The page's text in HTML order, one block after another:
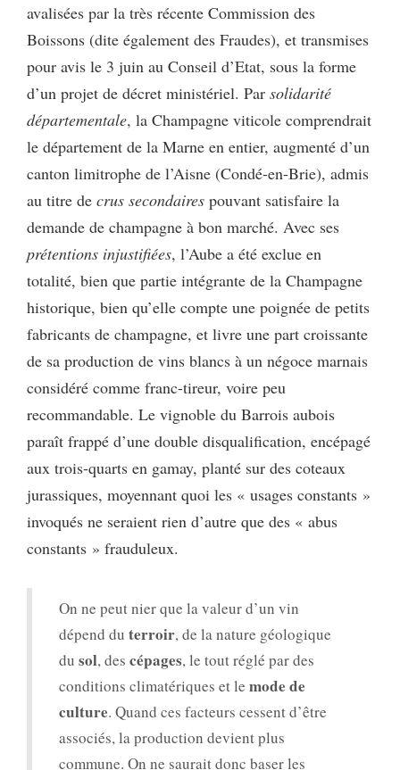
avalisées par la très récente Commission des
Boissons (dite également des Fraudes), et transmises
pour avis le 3 juin au Conseil d’Etat, sous la forme
d’un projet de décret ministériel. Par solidarité
départementale, la Champagne viticole comprendrait
le département de la Marne en entier, augmenté d’un
canton limitrophe de l’Aisne (Condé-en-Brie), admis
au titre de crus secondaires pouvant satisfaire la
demande de champagne à bon marché. Avec ses
prétentions injustifiées, l’Aube a été exclue en
totalité, bien que partie intégrante de la Champagne
historique, bien qu’elle compte une poignée de petits
fabricants de champagne, et livre une part croissante
de sa production de vins blancs à un négoce marnais
considéré comme franc-tireur, voire peu
recommandable. Le vignoble du Barrois aubois
paraît frappé d’une double disqualification, encépagé
aux trois-quarts en gamay, planté sur des coteaux
jurassiques, moyennant quoi les « usages constants »
invoqués ne seraient rien d’autre que des « abus
constants » frauduleux.
On ne peut nier que la valeur d’un vin
dépend du terroir, de la nature géologique
du sol, des cépages, le tout réglé par des
conditions climatériques et le mode de
culture. Quand ces facteurs cessent d’être
associés, la production devient plus
commune. On ne saurait donc baser les